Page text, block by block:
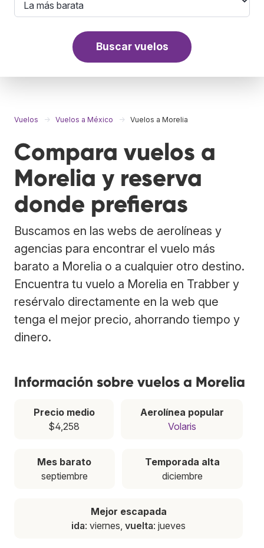
Buscar vuelos
Vuelos Vuelos a México Vuelos a Morelia
Compara vuelos a
Morelia y reserva
donde prefieras
Buscamos en las webs de aerolíneas y
agencias para encontrar el vuelo más
barato a Morelia o a cualquier otro destino.
Encuentra tu vuelo a Morelia en Trabber y
resérvalo directamente en la web que
tenga el mejor precio, ahorrando tiempo y
dinero.
Información sobre vuelos a Morelia
Precio medio
$4,258
Aerolínea popular
Volaris
Mes barato
septiembre
Temporada alta
diciembre
Mejor escapada
ida: viernes, vuelta: jueves